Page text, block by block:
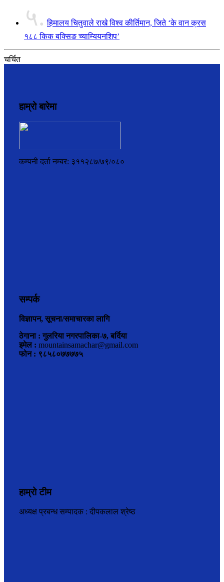
५. हिमालय चितुवाले राखे विश्व कीर्तिमान, जिते ‘के वान क्रस
१८८ किक बक्सिङ च्याम्यियनशिप’
चर्चित
हाम्रो बारेमा
कम्पनी दर्ता नम्बर: ३११२८७/७९/०८०
सम्पर्क
विज्ञापन, सूचना/समाचारका लागि
ठेगाना : गुलरिया नगरपालिका-७, बर्दिया
इमेल : mountainsamachar@gmail.com
फोन : ९८५८०७७७७५
हाम्रो टीम
अध्यक्ष प्रबन्ध सम्पादक : दीपकलाल श्रेष्ठ